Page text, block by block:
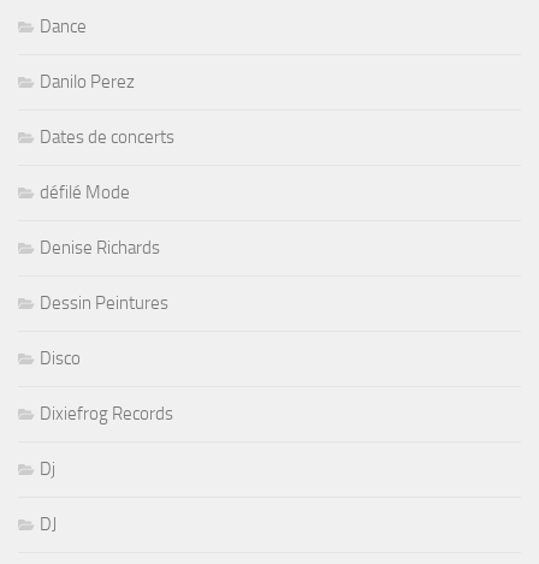
Dance
Danilo Perez
Dates de concerts
défilé Mode
Denise Richards
Dessin Peintures
Disco
Dixiefrog Records
Dj
DJ